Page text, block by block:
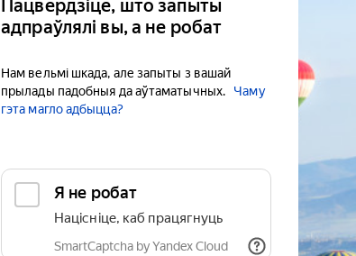
Пацвердзіце, што запыты
адпраўлялі вы, а не робат
Нам вельмі шкада, але запыты з вашай
прылады падобныя да аўтаматычных.
Чаму
гэта магло адбыцца?
Я не робат
Націсніце, каб працягнуць
SmartCaptcha by Yandex Cloud